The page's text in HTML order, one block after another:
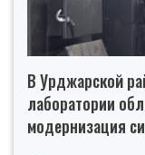
В Урджарской
лаборатории
модернизация